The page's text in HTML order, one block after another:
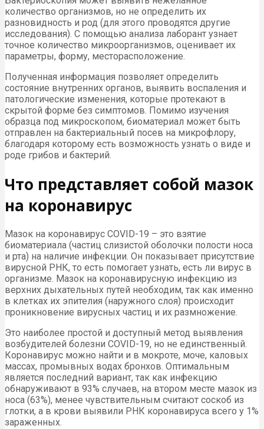
количество организмов, но не определить их
разновидность и род (для этого проводятся другие
исследования). С помощью анализа лаборант узнает
точное количество микроорганизмов, оценивает их
параметры, форму, месторасположение.
Полученная информация позволяет определить
состояние внутренних органов, выявить воспаления и
патологические изменения, которые протекают в
скрытой форме без симптомов. Помимо изучения
образца под микроскопом, биоматериал может быть
отправлен на бактериальный посев на микрофлору,
благодаря которому есть возможность узнать о виде и
роде грибов и бактерий.
Что представляет собой мазок
на коронавирус
Мазок на коронавирус COVID-19 – это взятие
биоматериала (частиц слизистой оболочки полости носа
и рта) на наличие инфекции. Он показывает присутствие
вирусной РНК, то есть помогает узнать, есть ли вирус в
организме. Мазок на коронавирусную инфекцию из
верхних дыхательных путей необходим, так как именно
в клетках их эпителия (наружного слоя) происходит
проникновение вирусных частиц и их размножение.
Это наиболее простой и доступный метод выявления
возбудителей болезни COVID-19, но не единственный.
Коронавирус можно найти и в мокроте, моче, каловых
массах, промывных водах бронхов. Оптимальным
является последний вариант, так как инфекцию
обнаруживают в 93% случаев, на втором месте мазок из
носа (63%), менее чувствительным считают соскоб из
глотки, а в крови выявили РНК коронавируса всего у 1%
зараженных.